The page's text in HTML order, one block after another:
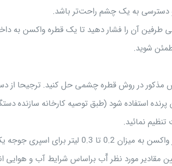
دسترسی به یک چشم راحت‌تر باشد.
طرفین آن را فشار دهید تا یک قطره واکسن به
شوید.
مذکور در روش قطره چشمی حل کنید. ترجیحا از
پرنده استفاده شود (طبق توصیه کارخانه سازنده
نمائید.
میزان آب مورد نظر به عنوان حلال برای هر 1000 دوز واکسن
می باشد. تعیین مقادیر مورد نظر آّب براساس شرایط آب و